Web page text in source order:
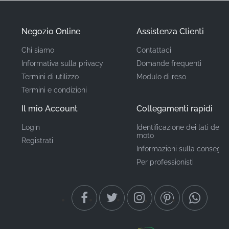
68685-41G00-CWE
Produttore
Posizione di
Carenatura laterale destra
Tipo Grafica / Adesivo
Decalcomania in vinile
Quando installi un adesivo OEM originale, sai con
assoluta certezza che stai montando esattamente ciò
che il produttore ha progettato e approvato per la tua
Negozio Online
Chi siamo
Informativa sulla privacy
Termini di utilizzo
Termini e condizioni
Il mio Account
Login
Registrati
Assistenza Clienti
Contattaci
Domande frequenti
Modulo di reso
Collegamenti rapidi
Identificazione dei lati della
moto
Informazioni sulla
Per professionisti